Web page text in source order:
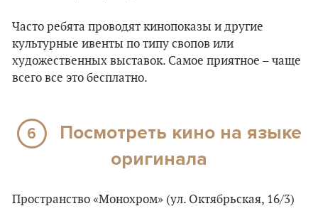
Часто ребята проводят кинопоказы и другие
культурные ивенты по типу свопов или
художественных выставок. Самое приятное – чаще
всего все это бесплатно.
6
Посмотреть кино на языке
оригинала
Пространство «Монохром» (ул. Октябрьская, 16/3)